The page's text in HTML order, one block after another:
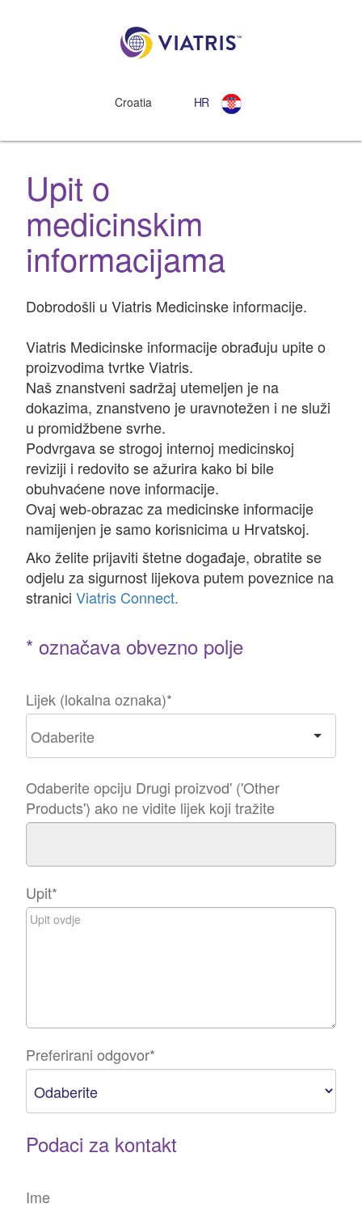
Croatia HR
Upit o
medicinskim
informacijama
Dobrodošli u Viatris Medicinske informacije.
Viatris Medicinske informacije obrađuju upite o
proizvodima tvrtke Viatris.
Naš znanstveni sadržaj utemeljen je na
dokazima, znanstveno je uravnotežen i ne služi
u promidžbene svrhe.
Podvrgava se strogoj internoj medicinskoj
reviziji i redovito se ažurira kako bi bile
obuhvaćene nove informacije.
Ovaj web-obrazac za medicinske informacije
namijenjen je samo korisnicima u Hrvatskoj.
Ako želite prijaviti štetne događaje, obratite se
odjelu za sigurnost lijekova putem poveznice na
stranici Viatris Connect.
* označava obvezno polje
Lijek (lokalna oznaka)*
Odaberite opciju Drugi proizvod' ('Other
Products') ako ne vidite lijek koji tražite
Upit*
Preferirani odgovor*
Podaci za kontakt
Ime